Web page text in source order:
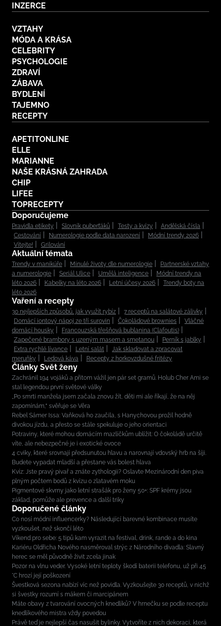
INZERCE
VZTAHY
MÓDA A KRÁSA
CELEBRITY
PSYCHOLOGIE
ZDRAVÍ
ZÁBAVA
BYDLENÍ
TAJEMNO
RECEPTY
APETITONLINE
ELLE
MARIANNE
NAŠE KRÁSNÁ ZAHRADA
CHIP
LIFEE
TOPRECEPTY
Doporučujeme
Pravidla etikety Slovník puberťáků Testy a kvízy
Andělská čísla
Cestování
Numerologie podle data narození
Módní trendy 2026
Vítejte!
Grilování
Aktuální témata
Trendy v manikúře Minulé životy dle numerologie
Partnerské vztahy
a numerologie
Seriál Ulice Umělá inteligence
Módní trendy na
léto 2026
Kabelky na léto 2026 Letní účesy 2026
Trendy boty na
léto 2026
Vaření a recepty
30 nejlepších způsobů, jak využít rybíz
7 receptů na salátové zálivky
Domácí iontový nápoj ze tří surovin
Čokoládové brownies
Vláčné
domácí housky
Francouzská třešňová bublanina (Clafoutis)
Zapečené brambory s uzeným masem a smetanou
Perník s jablky
Extra rychlé lívance
Letní salát
Jak skladovat a zpracovat
meruňky
Ledová káva Recepty z horkovzdušné fritézy
Články Svět ženy
Zachránil 194 vojáků a přitom vážil jen pár set gramů. Holub Cher Ami se
stal legendou první světové války
„Po smrti manžela jsem začala znovu žít, děti mi ale říkají, že na něj
zapomínám,“ svěřuje se Věra
Rebel Sámer Issa: Vaňková ho zaučila, s Hanychovou prožil hodně
divokou jízdu, a přesto se stále spekuluje o jeho orientaci
Potraviny, které mohou domácím mazlíčkům ublížit: O čokoládě určitě
víte, ale nebezpečné je i exotické ovoce
4 cviky, které srovnají předsunutou hlavu a narovnají vdovský hrb na šíji.
Budete vypadat mladší a přestane vás bolest hlava
Kvíz: Jste pravý pivař a znáte zythologii? Oslavte Mezinárodní den piva
plným počtem bodů z kvízu o zlatavém moku
Pigmentové skvrny jako letní strašák pro ženy 50+: SPF krémy jsou
základ, pomůže ale prevence a další triky
Doporučené články
Co nosí módní influencerky? Následující barevné kombinace musíte
vyzkoušet, než skončí léto
Víkend pro sebe: 5 tipů kam vyrazit na festival, drink, rande a do kina
Kariéru Oldřicha Nového nasměroval strýc z Národního divadla: Slavný
herec se měl původně živit zcela jinak
Pozor na vlnu veder. Vysoké letní teploty škodí baterii telefonu, už při 45
°C hrozí její poškození
Švestková sezona nabízí víc než povidla. Vyzkoušejte 30 receptů, v nichž
si švestky rozumí s mákem či marcipánem
Máte obavy z tvarování ovocných knedlíků? V hrnečku se podle receptu
knedlíkového mistra vždy povedou
Právě teď je nejlepší čas nasušit bylinky. Vytvoříte z nich dekoraci, která